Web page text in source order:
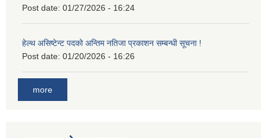
Post date: 01/27/2026 - 16:24
हेल्थ असिष्टेन्ट पदको अन्तिम नतिजा प्रकाशन सम्बन्धी सूचना !
Post date: 01/20/2026 - 16:26
more